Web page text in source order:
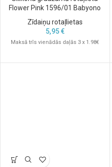
Flower Pink 1596/01 Babyono
Zīdaiņu rotaļlietas
5,95€
Maksā trīs vienādās daļās 3 x 1.98€